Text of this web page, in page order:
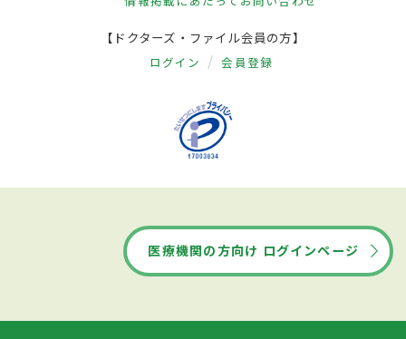
【ドクターズ・ファイル会員の方】
ログイン 会員登録
医療機関の方向け ログインページ